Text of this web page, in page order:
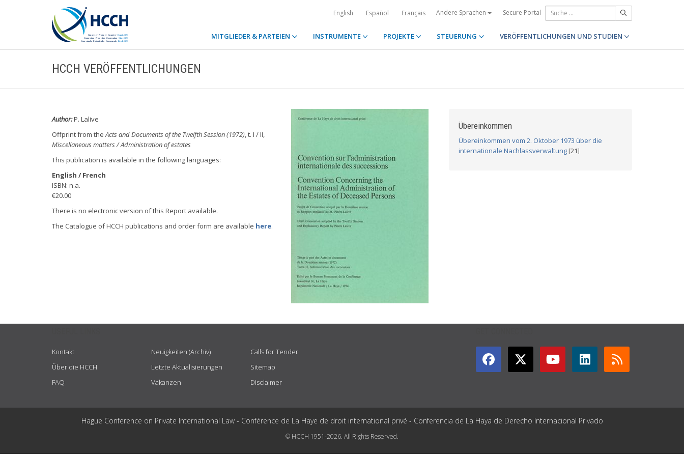
English Español Français Andere Sprachen Secure Portal
MITGLIEDER & PARTEIEN INSTRUMENTE PROJEKTE STEUERUNG VERÖFFENTLICHUNGEN UND STUDIEN
HCCH VERÖFFENTLICHUNGEN
Author:P. Lalive
Offprint from theActs and Documents of the Twelfth Session (1972), t. I / II,
Miscellaneous matters / Administration of estates
This publication is available in the following languages:
English / French
ISBN: n.a.
€20.00
There is no electronic version of this Report available.
The Catalogue of HCCH publications and order form are available here.
Übereinkommen
Übereinkommen vom 2. Oktober 1973 über die
internationale Nachlassverwaltung[21]
Kontakt
Über die HCCH
FAQ
Neuigkeiten (Archiv)
Letzte Aktualisierungen
Vakanzen
Calls for Tender
Sitemap
Disclaimer
Hague Conference on Private International Law - Conférence de La Haye de droit international privé - Conferencia de La Haya de Derecho Internacional Privado
© HCCH 1951-2026. All Rights Reserved.